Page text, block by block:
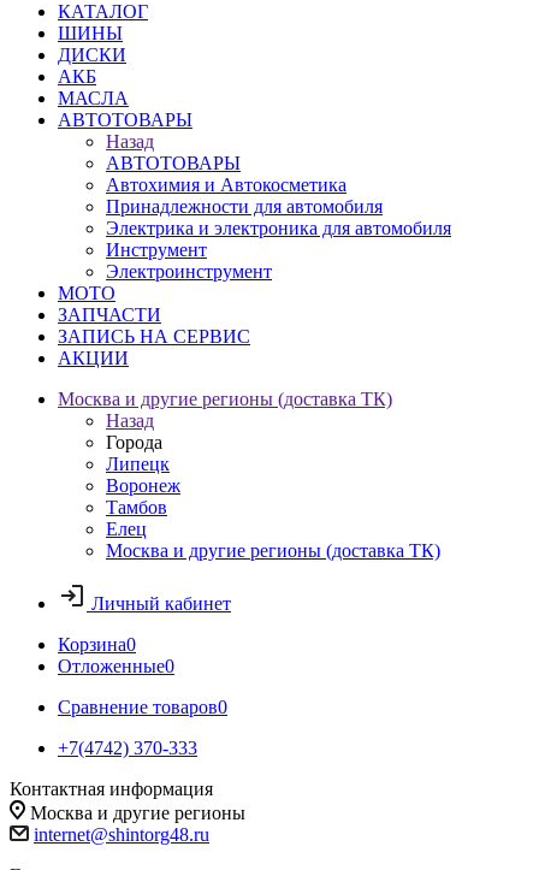
КАТАЛОГ
ШИНЫ
ДИСКИ
АКБ
МАСЛА
АВТОТОВАРЫ
Назад
АВТОТОВАРЫ
Автохимия и Автокосметика
Принадлежности для автомобиля
Электрика и электроника для автомобиля
Инструмент
Электроинструмент
МОТО
ЗАПЧАСТИ
ЗАПИСЬ НА СЕРВИС
АКЦИИ
Москва и другие регионы (доставка ТК)
Назад
Города
Липецк
Воронеж
Тамбов
Елец
Москва и другие регионы (доставка ТК)
Личный кабинет
Корзина0
Отложенные0
Сравнение товаров0
+7(4742) 370-333
Контактная информация
Москва и другие регионы
internet@shintorg48.ru